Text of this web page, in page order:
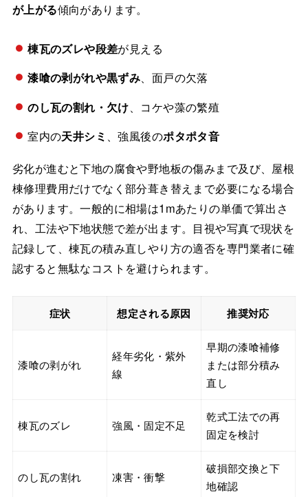
が上がる傾向があります。
棟瓦のズレや段差が見える
漆喰の剥がれや黒ずみ、面戸の欠落
のし瓦の割れ・欠け、コケや藻の繁殖
室内の天井シミ 、強風後のポタポタ音
劣化が進むと下地の腐食や野地板の傷みまで及び、屋根
棟修理費用だけでなく部分葺き替えまで必要になる場合
があります。一般的に相場は1mあたりの単価で算出さ
れ、工法や下地状態で差が出ます。目視や写真で現状を
記録して、棟瓦の積み直しやり方の適否を専門業者に確
認すると無駄なコストを避けられます。
症状 想定される原因 推奨対応
漆喰の剥がれ
経年劣化・紫外
線
早期の漆喰補修
または部分積み
直し
棟瓦のズレ 強風・固定不足
乾式工法での再
固定を検討
のし瓦の割れ 凍害・衝撃
破損部交換と下
地確認